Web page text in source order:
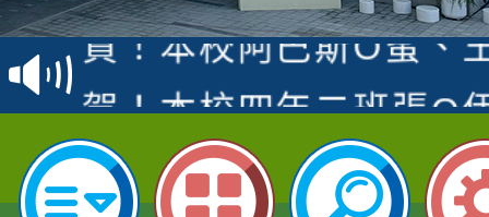
賽 洪綺君教師榮獲社
名
賀！本校阿巴斯O蜜、
倩參加桃園市科展 國
名 指導老師王老師、
賀！本校四年二班張O
園市英語競賽國小朗讀
賀！本校參加桃園市中